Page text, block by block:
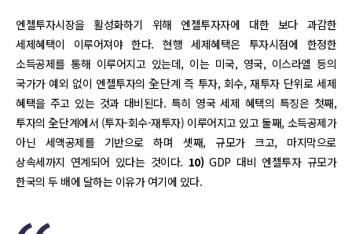
엔젤투자시장을 활성화하기 위해 엔젤투자자에 대한 보다 과감한
세제혜택이 이루어져야 한다. 현행 세제혜택은 투자시점에 한정한
소득공제를 통해 이루어지고 있는데, 이는 미국, 영국, 이스라엘 등의
국가가 예외 없이 엔젤투자의 全단계 즉 투자, 회수, 재투자 단위로 세제
혜택을 주고 있는 것과 대비된다. 특히 영국 세제 혜택의 특징은 첫째,
투자의 全단계에서 (투자-회수-재투자) 이루어지고 있고 둘째, 소득공제가
아닌 세액공제를 기반으로 하며 셋째, 규모가 크고, 마지막으로
상속세까지 연계되어 있다는 것이다. 10) GDP 대비 엔젤투자 규모가
한국의 두 배에 달하는 이유가 여기에 있다.